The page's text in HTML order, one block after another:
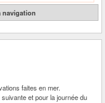
navigation
faites en mer.
et pour la journée du